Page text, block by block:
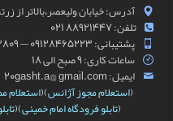
آدرس: خیابان ولیعصر،بالاتر از
تلفن: 88921447 021
پشتیبانی: 09128465223 — 09123183809
ساعات کاری: 9 صبح الی 18
ایمیل: 20gasht.a@ gmail.com
(استعلام مجوز آژانس)(استعلام
(تابلو فرودگاه امام خمینی)(